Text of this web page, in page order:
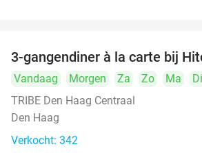
3-gangendiner à la carte bij
Vandaag Morgen Za Zo Ma Di
TRIBE Den Haag Centraal
Den Haag
Verkocht: 342